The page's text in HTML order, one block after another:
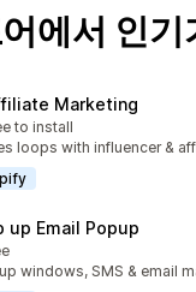
에서 인
Marketing
to install
loops with influencer &
up Email Popup
windows, SMS & email